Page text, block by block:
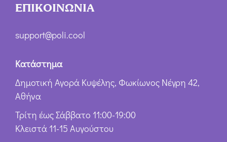
ΕΠΙΚΟΙΝΩΝΙΑ
support@poli.cool
Κατάστημα
Δημοτική Αγορά Κυψέλης, Φωκίωνος Νέγρη 42,
Αθήνα
Τρίτη έως Σάββατο 11:00-19:00
Κλειστά 11-15 Αυγούστου